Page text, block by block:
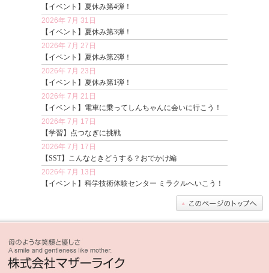
【イベント】夏休み第4弾！
2026年 7月 31日
【イベント】夏休み第3弾！
2026年 7月 27日
【イベント】夏休み第2弾！
2026年 7月 23日
【イベント】夏休み第1弾！
2026年 7月 21日
【イベント】電車に乗ってしんちゃんに会いに行こう！
2026年 7月 17日
【学習】点つなぎに挑戦
2026年 7月 17日
【SST】こんなときどうする？おでかけ編
2026年 7月 13日
【イベント】科学技術体験センター ミラクルへいこう！